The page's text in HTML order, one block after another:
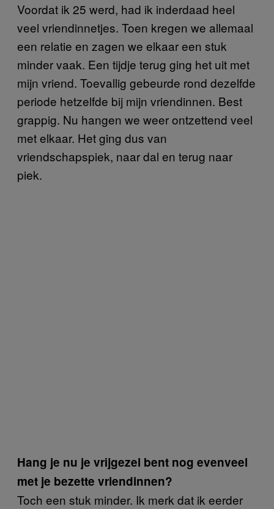
Voordat ik 25 werd, had ik inderdaad heel
veel vriendinnetjes. Toen kregen we allemaal
een relatie en zagen we elkaar een stuk
minder vaak. Een tijdje terug ging het uit met
mijn vriend. Toevallig gebeurde rond dezelfde
periode hetzelfde bij mijn vriendinnen. Best
grappig. Nu hangen we weer ontzettend veel
met elkaar. Het ging dus van
vriendschapspiek, naar dal en terug naar
piek.
Hang je nu je vrijgezel bent nog evenveel
met je bezette vriendinnen?
Toch een stuk minder. Ik merk dat ik eerder